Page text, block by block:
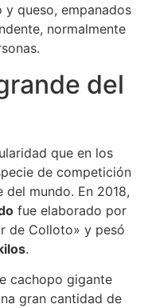
y queso, empanados
normalmente
del
que en los
de competición
mundo. En 2018,
fue elaborado por
de Colloto» y pesó
.
cachopo gigante
gran cantidad de